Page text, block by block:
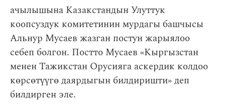
ачылышына Казакстандын Улуттук
коопсуздук комитетинин мурдагы башчысы
Альнур Мусаев жазган постун жарыялоо
себеп болгон. Постто Мусаев «Кыргызстан
менен Тажикстан Орусияга аскердик колдоо
көрсөтүүгө даярдыгын билдиришти» деп
билдирген эле.